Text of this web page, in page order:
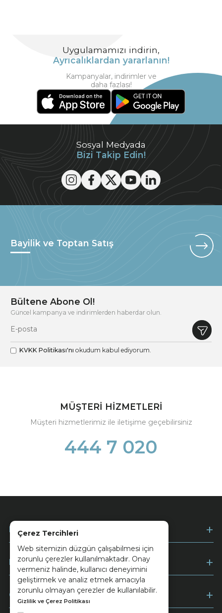
Çerez Tercihleri
Web sitemizin düzgün çalışabilmesi için
zorunlu çerezler kullanılmaktadır. Onay
vermeniz halinde, kullanıcı deneyimini
geliştirmek ve analiz etmek amacıyla
zorunlu olmayan çerezler de kullanılabilir.
Gizlilik ve Çerez Politikası
Sosyal Medyada
Bizi Takip Edin!
Uygulamamızı indirin,
Ayrıcalıklardan yararlanın!
Kampanyalar, indirimler ve
daha fazlası!
Bayilik ve Toptan Satış
Bültene Abone Ol!
Güncel kampanya ve indirimlerden haberdar olun.
KVKK Politikası'nı okudum kabul ediyorum.
MÜŞTERİ HİZMETLERİ
Müşteri hizmetlerimiz ile iletişime geçebilirsiniz
444 7 020
Kurumsal
Müşteri Hizmetleri
Ödeme